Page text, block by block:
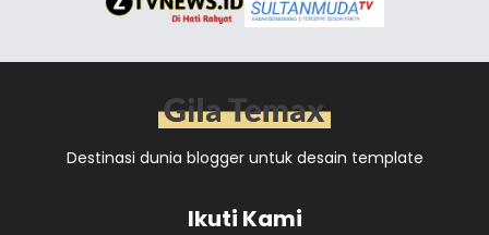
Destinasi dunia blogger untuk desain template
Ikuti Kami